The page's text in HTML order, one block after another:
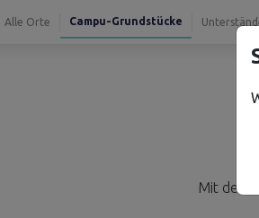
Alle Orte Campu-Grundstücke
Mit dem